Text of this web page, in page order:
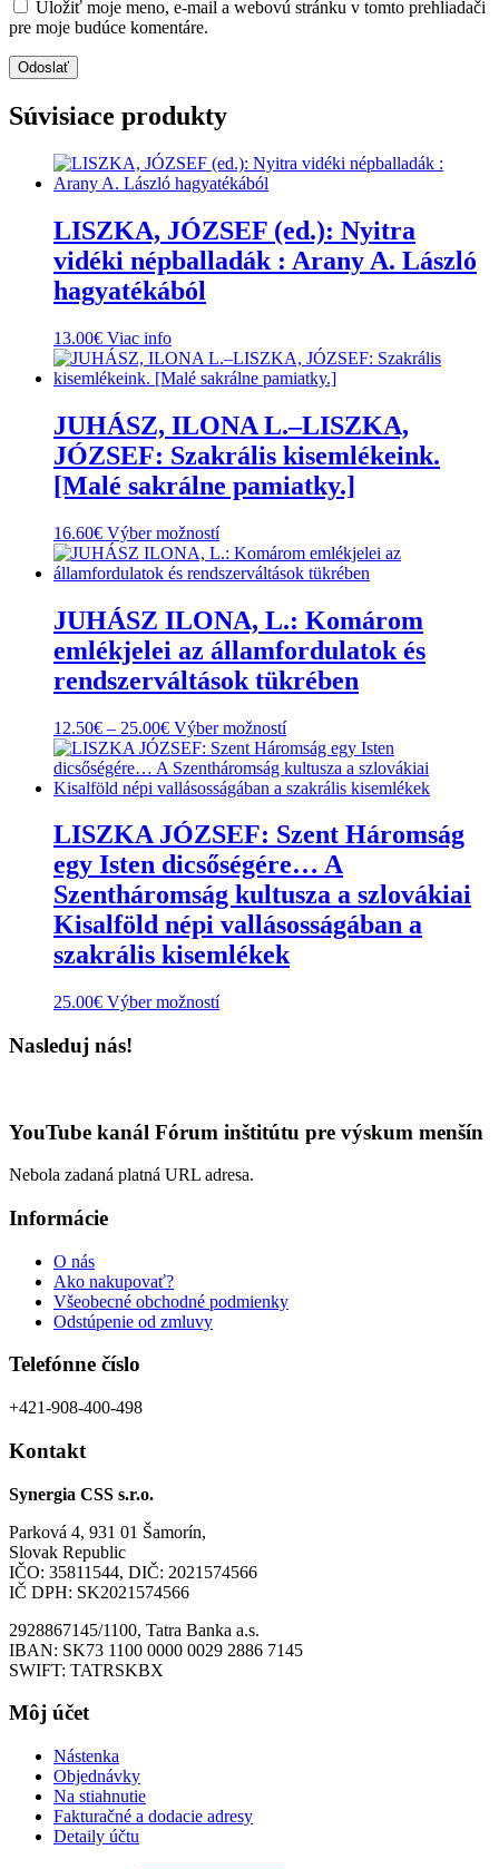
Uložiť moje meno, e-mail a webovú stránku v tomto prehliadači
pre moje budúce komentáre.
Súvisiace produkty
LISZKA, JÓZSEF (ed.): Nyitra
vidéki népballadák : Arany A. László
hagyatékából
13.00€ Viac info
JUHÁSZ, ILONA L.–LISZKA,
JÓZSEF: Szakrális kisemlékeink.
[Malé sakrálne pamiatky.]
16.60€ Výber možnostíTento
produkt
má
variantov.
Možnosti
si
môžete
vybrať
stránke
produktu.
JUHÁSZ ILONA, L.: Komárom
emlékjelei az államfordulatok és
rendszerváltások tükrében
12.50€ – 25.00€Price
range:
12.50€
through
Výber možnostíTento
produkt
má
viacero
Možnosti
si
môžete
vybrať
na
stránke
produktu.
LISZKA JÓZSEF: Szent Háromság
egy Isten dicsőségére… A
Szentháromság kultusza a szlovákiai
Kisalföld népi vallásosságában a
szakrális kisemlékek
25.00€ Výber možnostíTento
si
môžete
na
Nasleduj nás!
YouTube kanál Fórum inštitútu pre výskum menšín
Nebola zadaná platná URL adresa.
Informácie
O nás
Ako nakupovať?
Všeobecné obchodné podmienky
Odstúpenie od zmluvy
Telefónne číslo
+421-908-400-498
Kontakt
Synergia CSS s.r.o.
Parková 4, 931 01 Šamorín,
Slovak Republic
IČO: 35811544, DIČ: 2021574566
IČ DPH: SK2021574566
2928867145/1100, Tatra Banka a.s.
IBAN: SK73 1100 0000 0029 2886 7145
SWIFT: TATRSKBX
Môj účet
Nástenka
Objednávky
Na stiahnutie
Fakturačné a dodacie adresy
Detaily účtu